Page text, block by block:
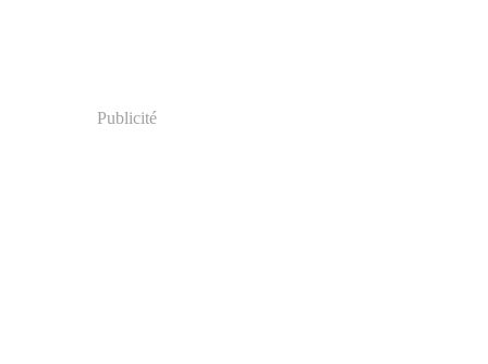
Publicité